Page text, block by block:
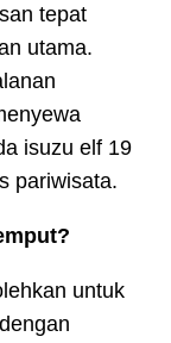
tepat
utama.
isuzu elf 19
pariwisata.
untuk